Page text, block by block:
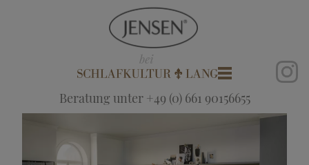
Beratung unter +49 (0) 661 90156655